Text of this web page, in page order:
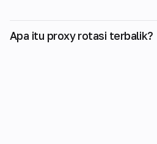
Apa itu proxy rotasi terbalik?